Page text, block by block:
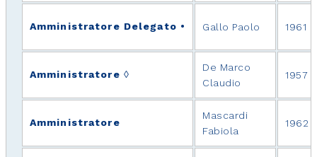
Amministratore Delegato • Gallo Paolo 1961
Amministratore ◊
De Marco
Claudio
1957
Amministratore
Mascardi
Fabiola
1962